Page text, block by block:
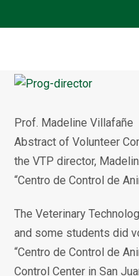
Prof. Madeline Villafañe
Abstract of Volunteer
the VTP director,
“Centro de Control de
The Veterinary
and some students did
“Centro de Control de
Control Center in San